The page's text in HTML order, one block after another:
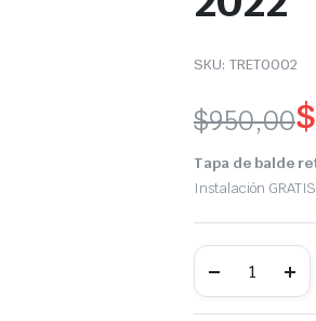
SKU: TRET0002
$950,00
Original
price
was:
$
Current
price
is:
Tapa de balde
Instalación
Balde
tipo